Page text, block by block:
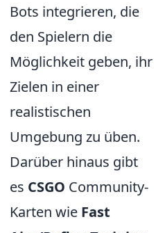
Bots integrieren, die
den Spielern die
Möglichkeit geben, ihr
Zielen in einer
realistischen
Umgebung zu üben.
Darüber hinaus gibt
es CSGO Community-
Karten wie Fast